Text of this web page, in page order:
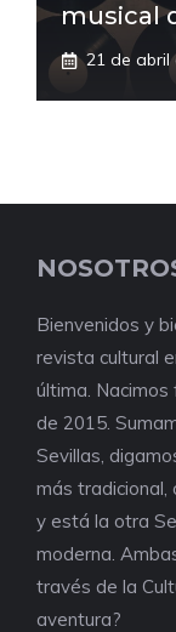
musical
21 de abril
Bienvenidos y
revista cultural
última.
de 2015.
Sevillas,
más tradicional,
y está la otra
moderna.
través de la
aventura?